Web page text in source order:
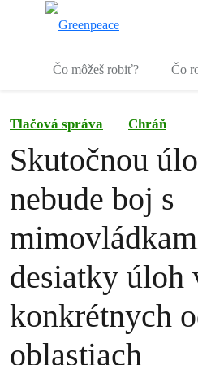
Čo môžeš robiť? Čo
Tlačová správa Chráň
Skutočnou
nebude boj s
desiatky úloh
konkrétnych
oblastiach